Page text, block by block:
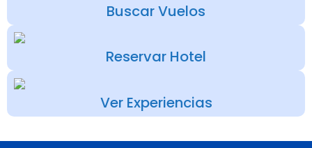
Buscar Vuelos
Reservar Hotel
Ver Experiencias